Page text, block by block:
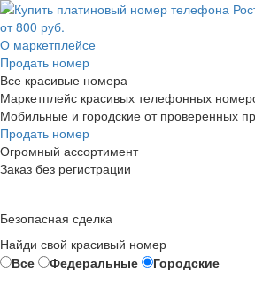
О маркетплейсе
Продать номер
Все красивые номера
Маркетплейс красивых телефонных
Мобильные и городские от проверенных
Продать номер
Огромный ассортимент
Заказ без регистрации
Безопасная сделка
Найди свой красивый номер
Все
Федеральные
Городские